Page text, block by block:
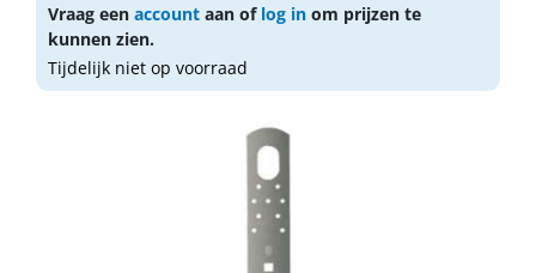
Vraag een account aan of log in om prijzen te
kunnen zien.
Tijdelijk niet op voorraad